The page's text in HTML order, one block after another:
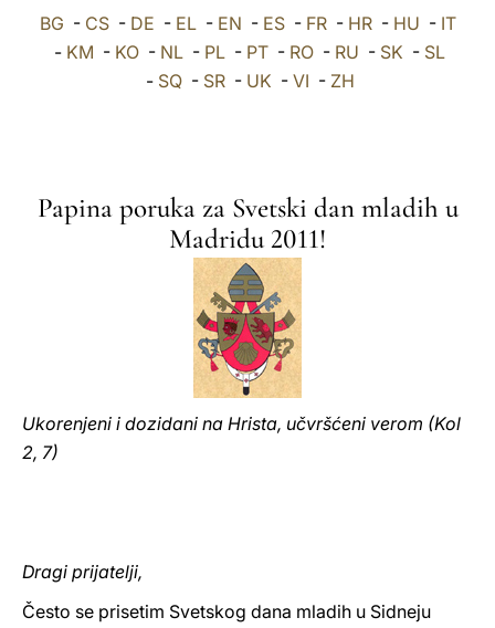
العربيّة
中文
BG - CS- DE - EL- EN - ES- FR- HR- HU - IT
- KM - KO - NL - PL - PT - RO - RU - SK - SL
- SQ- SR- UK - VI - ZH
Papina poruka za Svetski dan mladih u
Madridu 2011!
Ukorenjeni i dozidani na Hrista, učvršćeni verom (Kol
2, 7)
Dragi prijatelji,
Često se prisetim Svetskog dana mladih u Sidneju